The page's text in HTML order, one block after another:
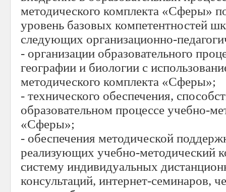
методического комплекта «Сферы»
уровень базовых компетентностей
следующих организационно-
- организации образовательного
географии и биологии с
методического комплекта «Сферы»;
- технического обеспечения,
образовательном процессе учебно-
«Сферы»;
- обеспечения методической
реализующих учебно-методический
систему индивидуальных
консультаций, интернет-семинаров,